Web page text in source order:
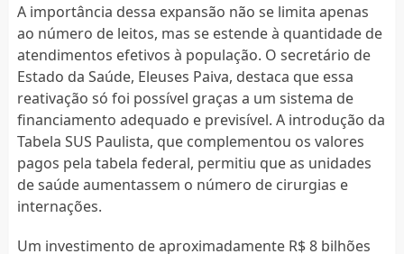
A importância dessa expansão não se limita apenas
ao número de leitos, mas se estende à quantidade de
atendimentos efetivos à população. O secretário de
Estado da Saúde, Eleuses Paiva, destaca que essa
reativação só foi possível graças a um sistema de
financiamento adequado e previsível. A introdução da
Tabela SUS Paulista, que complementou os valores
pagos pela tabela federal, permitiu que as unidades
de saúde aumentassem o número de cirurgias e
internações.
Um investimento de aproximadamente R$ 8 bilhões